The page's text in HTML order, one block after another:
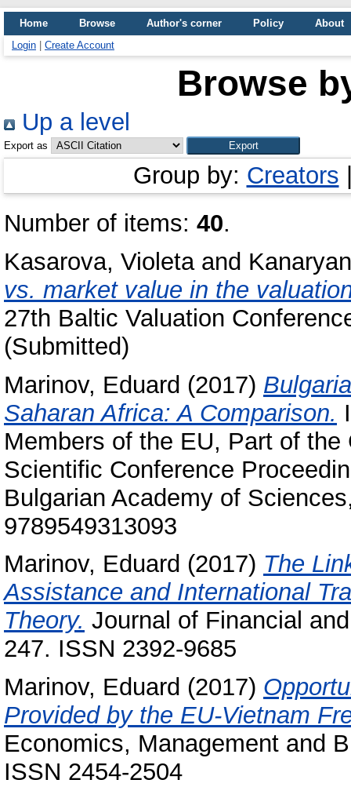
Home Browse Author's corner Policy
About
Login
Create Account
Browse
Up a level
Export as
Group by: Creators
Number of items: 40.
Kasarova, Violetaand
vs. market value in the
27th Baltic Valuation
(Submitted)
Marinov, Eduard (2017)
Saharan Africa: A Comparison.
Members of the EU, Part of
Scientific Conference
Bulgarian Academy of
9789549313093
Marinov, Eduard (2017) The
Assistance and International
Theory. Journal of Financial
247. ISSN 2392-9685
Marinov, Eduard (2017)
Provided by the EU-Vietnam
Economics, Management and
ISSN 2454-2504